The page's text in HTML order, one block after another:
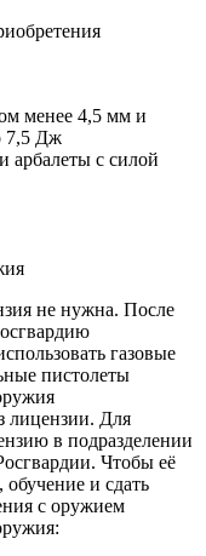
менее 4,5 мм и
7,5 Дж
арбалеты с силой
не нужна. После
газовые
пистолеты
лицензии. Для
в подразделении
Чтобы её
и сдать
с оружием